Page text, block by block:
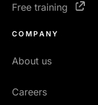
Free training
COMPANY
About us
Careers